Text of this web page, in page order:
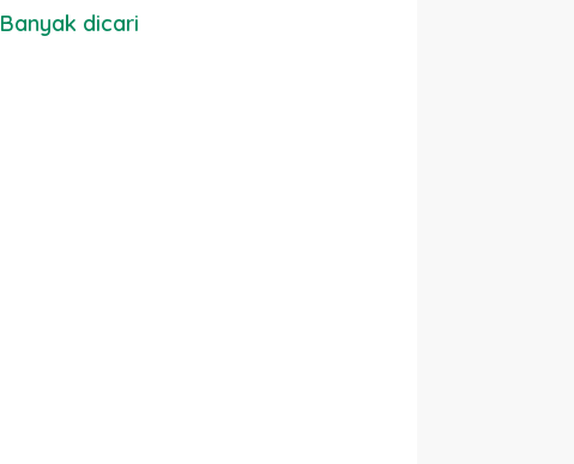
Banyak dicari